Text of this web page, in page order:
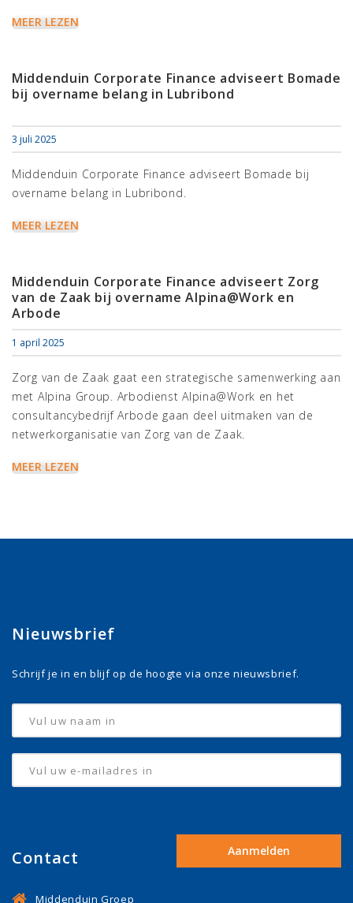
MEER LEZEN
Middenduin Corporate Finance adviseert Bomade
bij overname belang in Lubribond
3 juli 2025
Middenduin Corporate Finance adviseert Bomade bij
overname belang in Lubribond.
MEER LEZEN
Middenduin Corporate Finance adviseert Zorg
van de Zaak bij overname Alpina@Work en
Arbode
1 april 2025
Zorg van de Zaak gaat een strategische samenwerking aan
met Alpina Group. Arbodienst Alpina@Work en het
consultancybedrijf Arbode gaan deel uitmaken van de
netwerkorganisatie van Zorg van de Zaak.
MEER LEZEN
Nieuwsbrief
Schrijf je in en blijf op de hoogte via onze nieuwsbrief.
Contact
Middenduin Groep